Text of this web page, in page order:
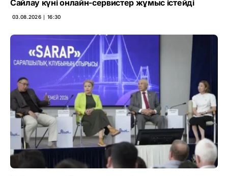
Сайлау күні онлайн-сервистер жұмыс істейді
03.08.2026 ∣ 16:30